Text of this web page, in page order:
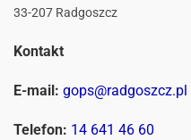
33-207 Radgoszcz
Kontakt
E-mail: gops@radgoszcz.pl
Telefon: 14 641 46 60